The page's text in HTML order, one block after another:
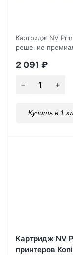
Картридж NV
решение
2 091 ₽
Купить в 1
Картридж NV
принтеров